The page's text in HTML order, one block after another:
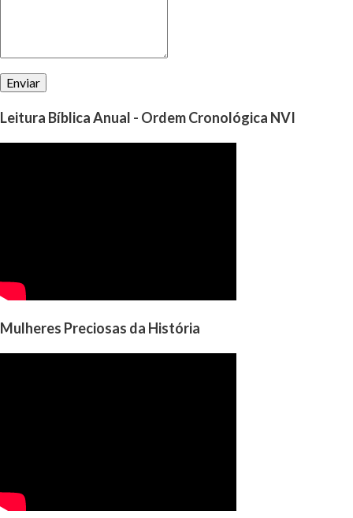
Leitura Bíblica Anual - Ordem Cronológica NVI
Mulheres Preciosas da História